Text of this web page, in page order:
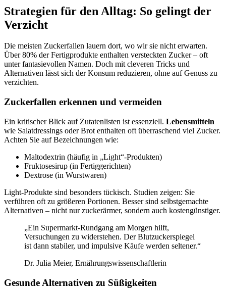
Strategien für den Alltag: So gelingt der
Verzicht
Die meisten Zuckerfallen lauern dort, wo wir sie nicht erwarten.
Über 80% der Fertigprodukte enthalten versteckten Zucker – oft
unter fantasievollen Namen. Doch mit cleveren Tricks und
Alternativen lässt sich der Konsum reduzieren, ohne auf Genuss zu
verzichten.
Zuckerfallen erkennen und vermeiden
Ein kritischer Blick auf Zutatenlisten ist essenziell. Lebensmitteln
wie Salatdressings oder Brot enthalten oft überraschend viel Zucker.
Achten Sie auf Bezeichnungen wie:
Maltodextrin (häufig in „Light“-Produkten)
Fruktosesirup (in Fertiggerichten)
Dextrose (in Wurstwaren)
Light-Produkte sind besonders tückisch. Studien zeigen: Sie
verführen oft zu größeren Portionen. Besser sind selbstgemachte
Alternativen – nicht nur zuckerärmer, sondern auch kostengünstiger.
„Ein Supermarkt-Rundgang am Morgen hilft,
Versuchungen zu widerstehen. Der Blutzuckerspiegel
ist dann stabiler, und impulsive Käufe werden seltener.“
Dr. Julia Meier, Ernährungswissenschaftlerin
Gesunde Alternativen zu Süßigkeiten